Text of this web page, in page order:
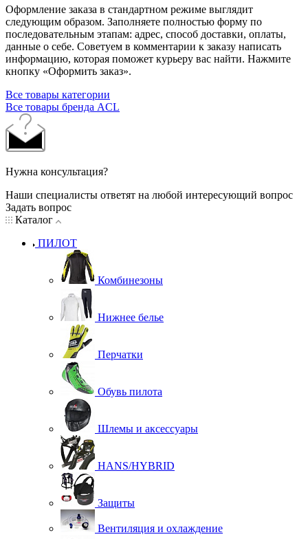
Оформление заказа в стандартном режиме выглядит
следующим образом. Заполняете полностью форму по
последовательным этапам: адрес, способ доставки, оплаты,
данные о себе. Советуем в комментарии к заказу написать
информацию, которая поможет курьеру вас найти. Нажмите
кнопку «Оформить заказ».
Все товары категории
Все товары бренда ACL
Нужна консультация?
Наши специалисты ответят на любой интересующий вопрос
Задать вопрос
Каталог
ПИЛОТ
Комбинезоны
Нижнее белье
Перчатки
Обувь пилота
Шлемы и аксессуары
HANS/HYBRID
Защиты
Вентиляция и охлаждение